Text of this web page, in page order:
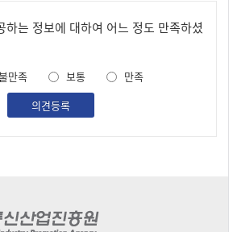
는 정보에 대하여 어느 정도 만족하셨
만족 보통
만족
의견등록